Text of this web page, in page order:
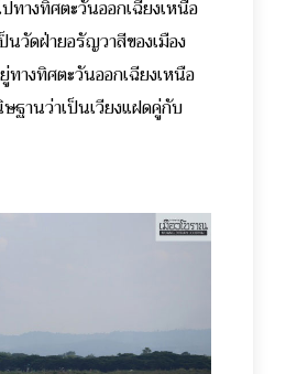
ปทางทิศตะวันออกเฉียงเหนือ
วัดฝ่ายอรัญวาสีของเมือง
ทางทิศตะวันออกเฉียงเหนือ
ฐานว่าเป็นเวียงแฝดคู่กับ